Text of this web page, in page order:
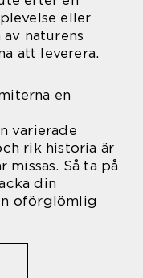
eller
naturens
att leverera.
en
varierade
rik historia är
Så ta på
din
oförglömlig